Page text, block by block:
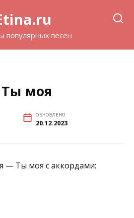
популярных песен
моя
ОБНОВЛЕНО
20.12.2023
— Ты моя с аккордами: